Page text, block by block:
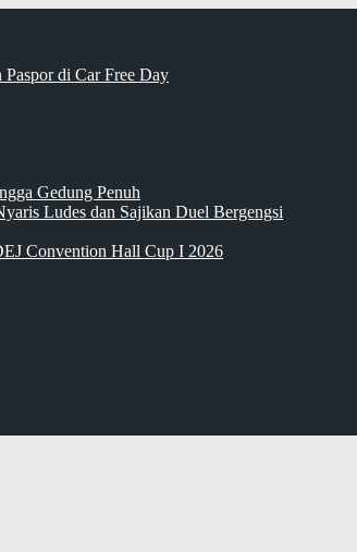
di Car Free Day
Gedung Penuh
Ludes dan Sajikan Duel Bergengsi
Convention Hall Cup I 2026